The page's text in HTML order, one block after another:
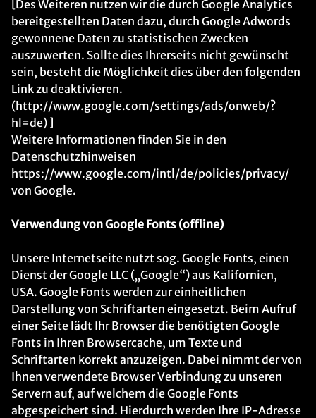
[Des Weiteren nutzen wir die durch Google Analytics
bereitgestellten Daten dazu, durch Google Adwords
gewonnene Daten zu statistischen Zwecken
auszuwerten. Sollte dies Ihrerseits nicht gewünscht
sein, besteht die Möglichkeit dies über den folgenden
Link zu deaktivieren.
(http://www.google.com/settings/ads/onweb/?
hl=de) ]
Weitere Informationen finden Sie in den
Datenschutzhinweisen
https://www.google.com/intl/de/policies/privacy/
von Google.
Verwendung von Google Fonts (offline)
Unsere Internetseite nutzt sog. Google Fonts, einen
Dienst der Google LLC („Google“) aus Kalifornien,
USA. Google Fonts werden zur einheitlichen
Darstellung von Schriftarten eingesetzt. Beim Aufruf
einer Seite lädt Ihr Browser die benötigten Google
Fonts in Ihren Browsercache, um Texte und
Schriftarten korrekt anzuzeigen. Dabei nimmt der von
Ihnen verwendete Browser Verbindung zu unseren
Servern auf, auf welchem die Google Fonts
abgespeichert sind. Hierdurch werden Ihre IP-Adresse